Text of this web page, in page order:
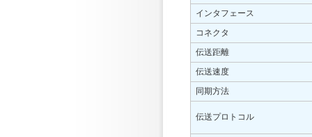
インタフェース
コネクタ
伝送距離
伝送速度
同期方法
伝送プロトコル